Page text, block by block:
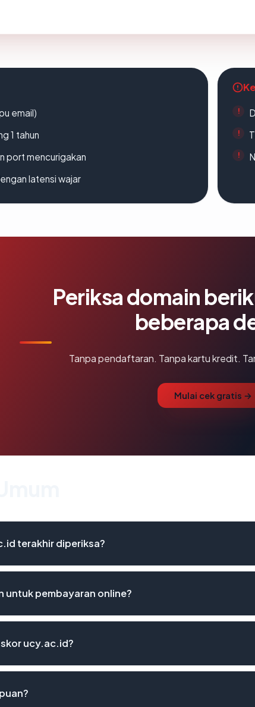
email)
1 tahun
port mencurigakan
latensi wajar
Periksa domain
beberapa
Tanpa pendaftaran. Tanpa kartu kredit.
Mulai cek gratis →
terakhir diperiksa?
untuk pembayaran online?
ucy.ac.id?